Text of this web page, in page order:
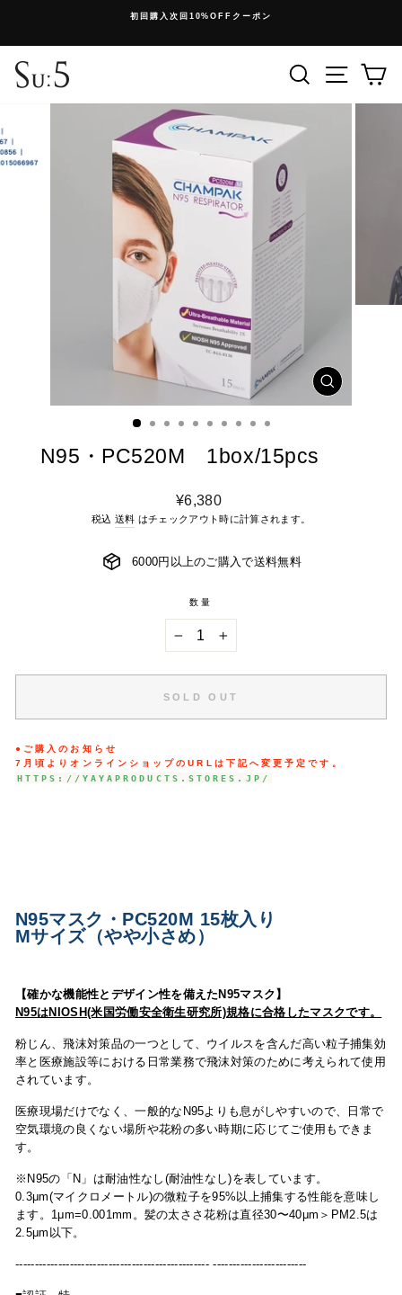
テ
キ
ッ
初回購入次回10%OFFクーポン
検索 メニ
ウ
ィ
N95・PC520M 1box/15pcs
通
常
¥6,380
税込 送料 はチェックアウト時に計算されます。
6000円以上のご購入で送料無料
数量
SOLD OUT
●ご購入のお知らせ
7 月頃よりオンラインショップのURLは下記へ変更予定です。
HTTPS://YAYAPRODUCTS.STORES.JP/
N95マスク・PC520M 15枚入り
Mサイズ（やや小さめ）
【確かな機能性とデザイン性を備えたN95マスク】
N95はNIOSH(米国労働安全衛生研究所)規格に合格したマスクです。
粉じん、飛沫対策品の一つとして、ウイルスを含んだ高い粒子捕集効
率と医療施設等における日常業務で飛沫対策のために考えられて使用
されています。
医療現場だけでなく、一般的なN95よりも息がしやすいので、日常で
空気環境の良くない場所や花粉の多い時期に応じてご使用もできま
す。
※N95の「N」は耐油性なし(耐油性なし)を表しています。
0.3μm(マイクロメートル)の微粒子を95%以上捕集する性能を意味し
ます。1μm=0.001mm。髪の太ささ花粉は直径30〜40μm＞PM2.5は
2.5μm以下。
-------------------------------------------------- ------------------------